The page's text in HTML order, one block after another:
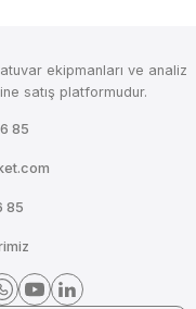
ekipmanları ve analiz
satış platformudur.
85
85